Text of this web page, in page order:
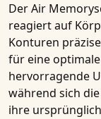
Der Air
reagiert auf
Konturen
für eine
hervorragende
während sich
ihre